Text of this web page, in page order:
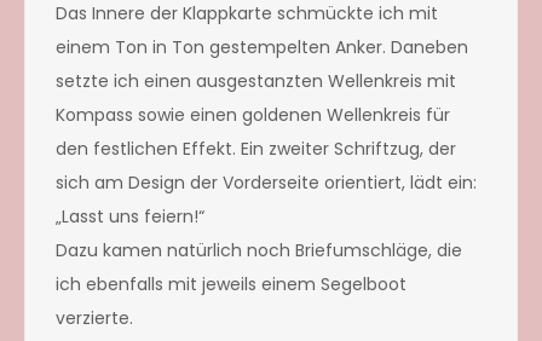
Das Innere der Klappkarte schmückte ich mit
einem Ton in Ton gestempelten Anker. Daneben
setzte ich einen ausgestanzten Wellenkreis mit
Kompass sowie einen goldenen Wellenkreis für
den festlichen Effekt. Ein zweiter Schriftzug, der
sich am Design der Vorderseite orientiert, lädt ein:
„Lasst uns feiern!“
Dazu kamen natürlich noch Briefumschläge, die
ich ebenfalls mit jeweils einem Segelboot
verzierte.